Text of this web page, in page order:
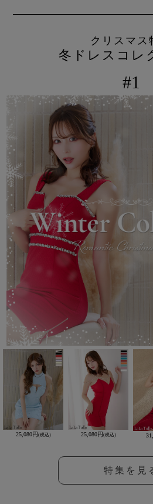
クリスマス
冬ドレスコレ
#1
25,080円 (税込) 25,080円 (税込)
特集を見